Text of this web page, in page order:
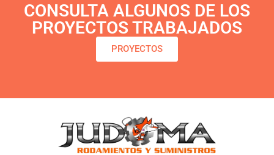
CONSULTA ALGUNOS DE LOS
PROYECTOS TRABAJADOS
PROYECTOS